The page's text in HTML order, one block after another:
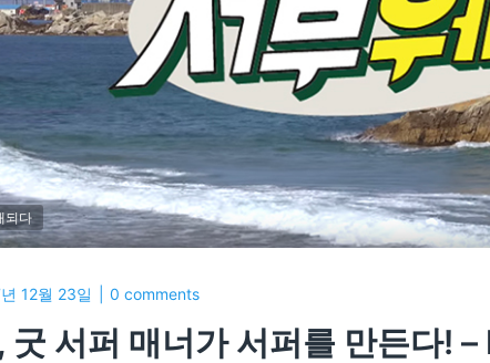
되다
12월 23일 0 comments
굿 서퍼 매너가 서퍼를 만든다! –